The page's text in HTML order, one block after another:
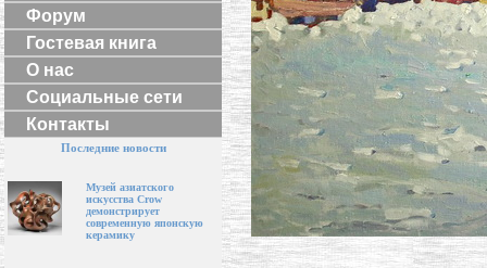
Форум
Гостевая книга
О нас
Социальные сети
Контакты
Последние новости
Музей азиатского
искусства Crow
демонстрирует
современную японскую
керамику